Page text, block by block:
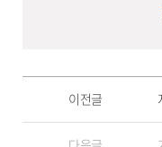
이전글